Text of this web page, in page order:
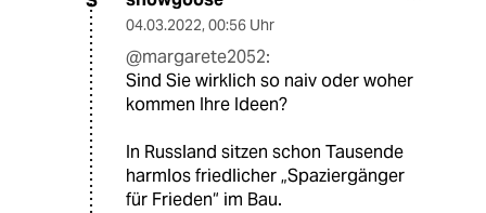
04.03.2022, 00:56 Uhr
@margarete2052:
Sind Sie wirklich so naiv oder woher
kommen Ihre Ideen?
In Russland sitzen schon Tausende
harmlos friedlicher „Spaziergänger
für Frieden“ im Bau.